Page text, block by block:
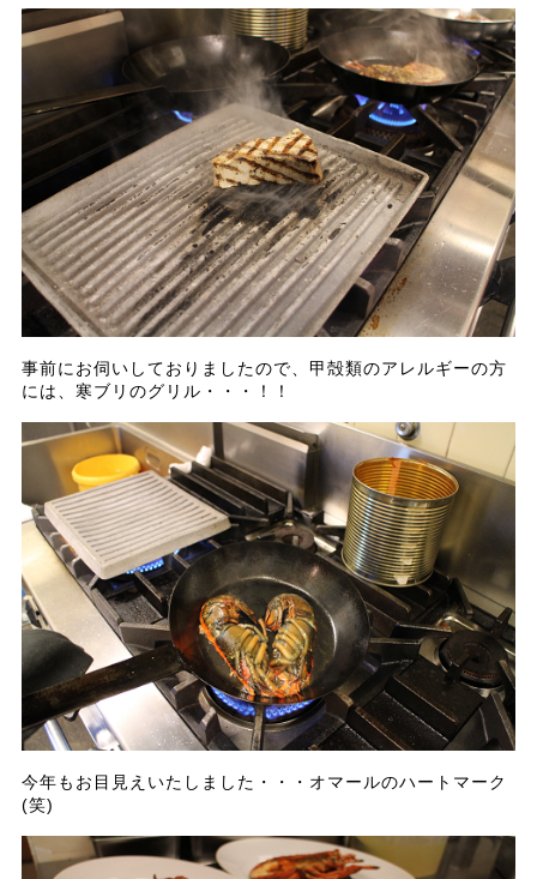
事前にお伺いしておりましたので、甲殻類のアレルギーの方
には、寒ブリのグリル・・・！！
今年もお目見えいたしました・・・オマールのハートマーク
(笑)